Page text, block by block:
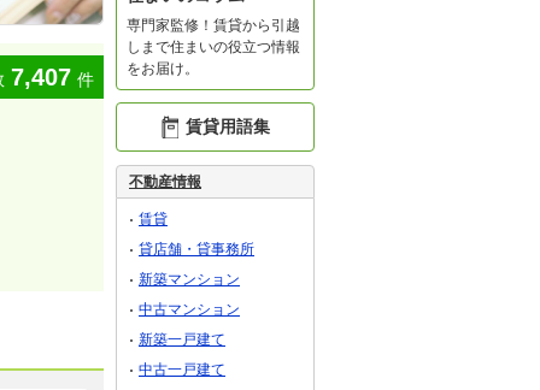
7,407 件
専門家監修！賃貸から引越
しまで住まいの役立つ情報
をお届け。
賃貸用語集
不動産情報
賃貸
貸店舗・貸事務所
新築マンション
中古マンション
新築一戸建て
中古一戸建て